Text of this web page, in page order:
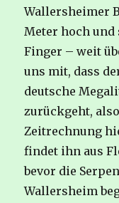
Wallersheimer
Meter hoch und
Finger – weit
uns mit, dass
deutsche
zurückgeht,
Zeitrechnung
findet ihn aus
bevor die
Wallersheim